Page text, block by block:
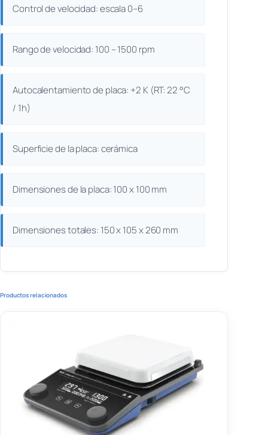
Control de velocidad: escala 0–6
Rango de velocidad: 100 – 1500 rpm
Autocalentamiento de placa: +2 K (RT: 22 °C
/ 1h)
Superficie de la placa: cerámica
Dimensiones de la placa: 100 x 100 mm
Dimensiones totales: 150 x 105 x 260 mm
Productos relacionados